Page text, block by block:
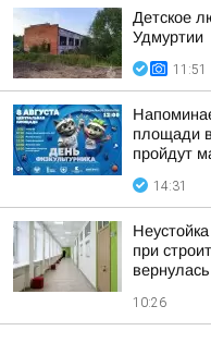
Детское
Удмуртии
11:51
площади
пройдут
14:31
при
10:26